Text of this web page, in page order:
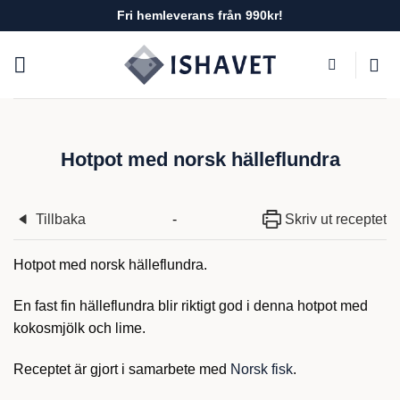
to
content
Fri hemleverans från 990kr!
Hotpot med norsk hälleflundra
Tillbaka - Skriv ut receptet
Hotpot med norsk hälleflundra.
En fast fin hälleflundra blir riktigt god i denna hotpot med
kokosmjölk och lime.
Receptet är gjort i samarbete med Norsk fisk.